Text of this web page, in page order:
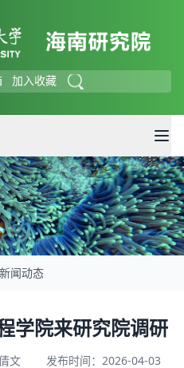
加入收藏
闻动态
学院来研究院调研
文 发布时间：2026-04-03